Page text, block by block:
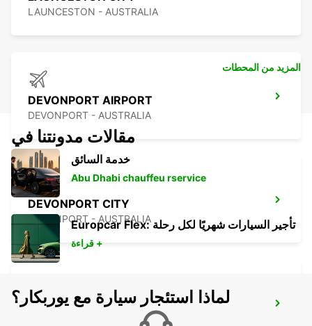
LAUNCESTON - AUSTRALIA
DEVONPORT AIRPORT
DEVONPORT - AUSTRALIA
DEVONPORT CITY
DEVONPORT - AUSTRALIA
DEVONPORT FERRY TERMINAL
DEVONPORT - AUSTRALIA
المزيد من المحطات
مقالات مدونتنا في
خدمة السائق
Abu Dhabi chauffeu rservice
Europcar Flex: تأجير السيارات شهريًا لكل رحلة
قراءة +
لماذا استئجار سيارة مع يوربكار؟